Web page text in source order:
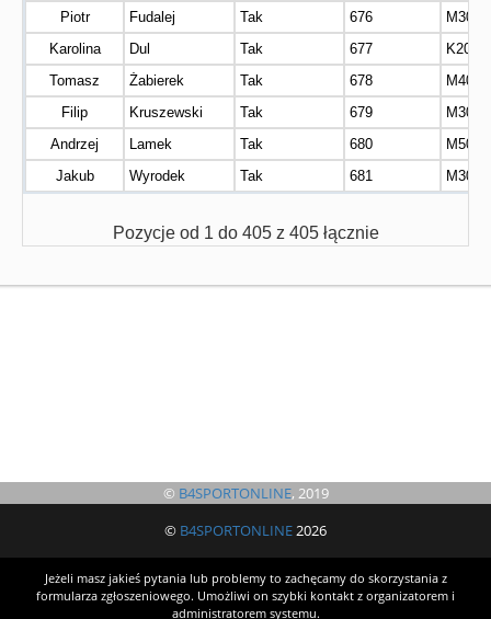
Piotr
Fudalej Tak 676
M30
Karolina
Dul Tak 677
K20
Tomasz
Żabierek Tak 678
M40
Filip
Kruszewski Tak 679
M30
Andrzej
Lamek Tak 680
M50
Jakub
Wyrodek Tak 681 M30
Pozycje od 1 do 405 z 405 łącznie
© B4SPORTONLINE, 2019
© B4SPORTONLINE2026
Jeżeli masz jakieś pytania lub problemy to zachęcamy do skorzystania z
formularza zgłoszeniowego. Umożliwi on szybki kontakt z organizatorem i
administratorem systemu.